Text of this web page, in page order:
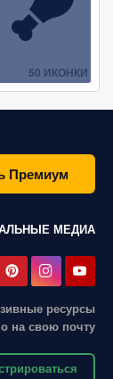
50 ИКОНКИ
Премиум
МЕДИА
ресурсы
на свою почту